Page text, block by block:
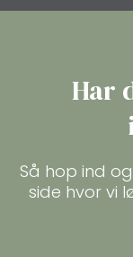
Har
Så hop ind
side hvor vi